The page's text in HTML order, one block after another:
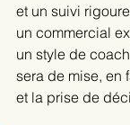
et un suivi
un commercial
un style de
sera de mise, en
et la prise de